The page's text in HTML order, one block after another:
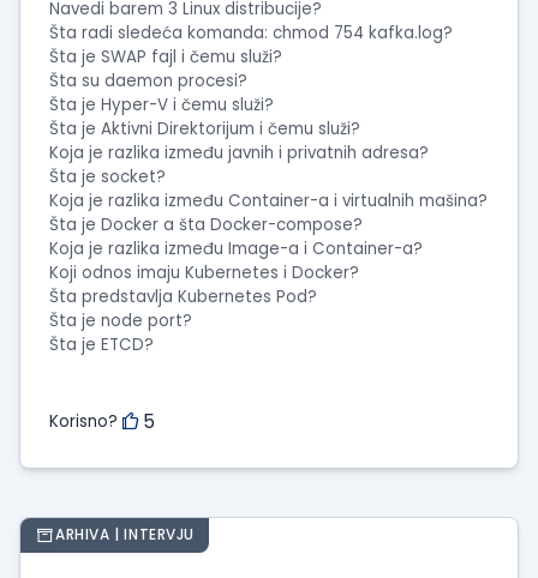
Navedi barem 3 Linux distribucije?
Šta radi sledeća komanda: chmod 754 kafka.log?
Šta je SWAP fajl i čemu služi?
Šta su daemon procesi?
Šta je Hyper-V i čemu služi?
Šta je Aktivni Direktorijum i čemu služi?
Koja je razlika između javnih i privatnih adresa?
Šta je socket?
Koja je razlika između Container-a i virtualnih mašina?
Šta je Docker a šta Docker-compose?
Koja je razlika između Image-a i Container-a?
Koji odnos imaju Kubernetes i Docker?
Šta predstavlja Kubernetes Pod?
Šta je node port?
Šta je ETCD?
Korisno? 5
ARHIVA | INTERVJU